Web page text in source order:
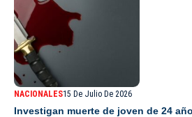
NACIONALES15 De Julio De 2026
Investigan muerte de joven de 24